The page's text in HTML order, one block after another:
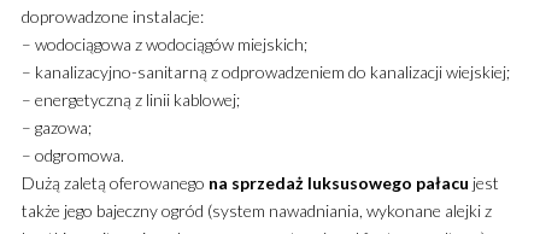
doprowadzone instalacje:
– wodociągowa z wodociągów miejskich;
– kanalizacyjno-sanitarną z odprowadzeniem do kanalizacji wiejskiej;
– energetyczną z linii kablowej;
– gazowa;
– odgromowa.
Dużą zaletą oferowanego na sprzedaż luksusowego pałacu jest
także jego bajeczny ogród (system nawadniania, wykonane alejki z